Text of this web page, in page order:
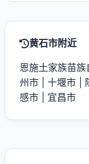
黄石市附近
恩施土家族苗族
州市
十堰市
感市
宜昌市